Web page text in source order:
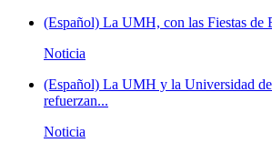
(Español) La UMH, con las Fiestas de
Noticia
(Español) La UMH y la Universidad de
refuerzan...
Noticia